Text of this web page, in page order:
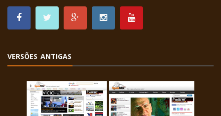
VERSÕES ANTIGAS